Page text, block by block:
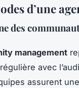
d’une
des
management
avec
assurent une